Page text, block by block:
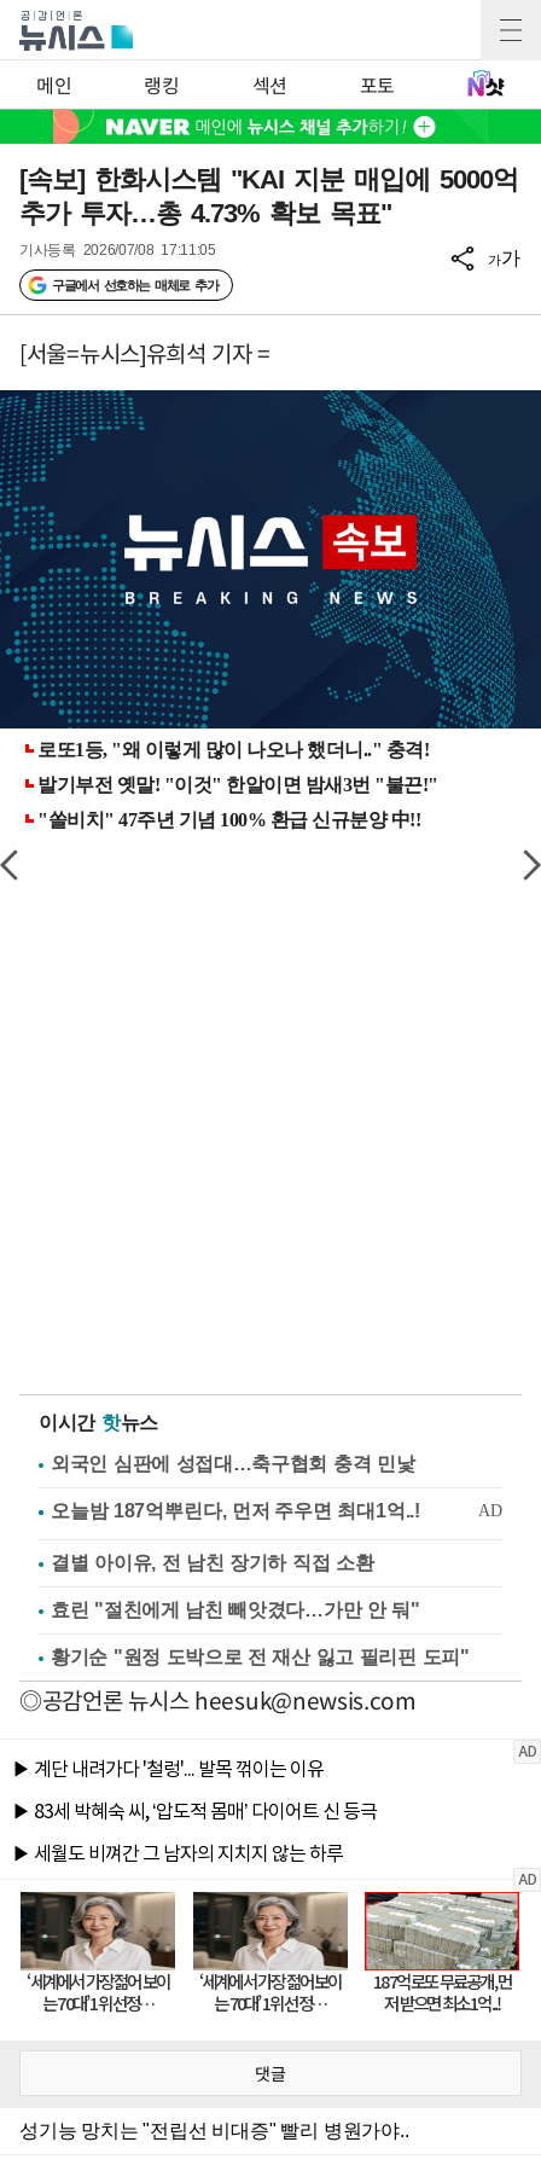
메인 랭킹 섹션 포토
[속보] 한화시스템 "KAI 지분 매입에 5000억
추가 투자…총 4.73% 확보 목표"
기사등록 2026/07/08 17:11:05
구글에서 선호하는 매체로 추가
가가
[서울=뉴시스]유희석 기자 =
이시간 핫뉴스
외국인 심판에 성접대…축구협회 충격 민낯
결별 아이유, 전 남친 장기하 직접 소환
효린 "절친에게 남친 빼앗겼다…가만 안 둬"
황기순 "원정 도박으로 전 재산 잃고 필리핀 도피"
◎공감언론 뉴시스heesuk@newsis.com
댓글